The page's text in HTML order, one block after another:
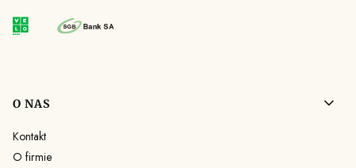
Linki w stopce
O NAS
Kontakt
O firmie